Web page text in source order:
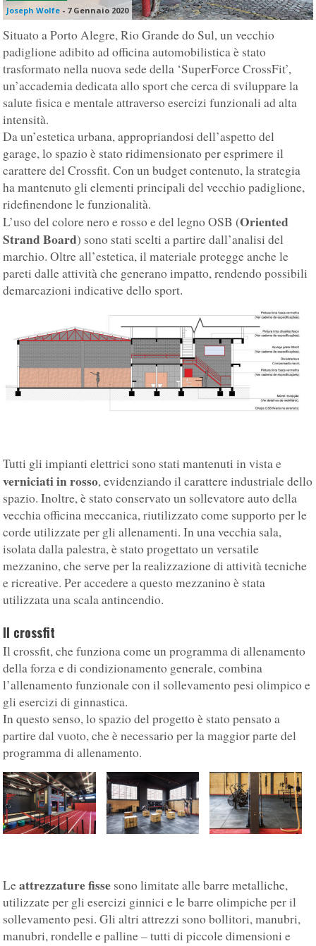
Joseph Wolfe - 7 Gennaio 2020
Situato a Porto Alegre, Rio Grande do Sul, un vecchio
padiglione adibito ad officina automobilistica è stato
trasformato nella nuova sede della ‘SuperForce CrossFit’,
un’accademia dedicata allo sport che cerca di sviluppare la
salute fisica e mentale attraverso esercizi funzionali ad alta
intensità.
Da un’estetica urbana, appropriandosi dell’aspetto del
garage, lo spazio è stato ridimensionato per esprimere il
carattere del Crossfit. Con un budget contenuto, la strategia
ha mantenuto gli elementi principali del vecchio padiglione,
ridefinendone le funzionalità.
L’uso del colore nero e rosso e del legno OSB (Oriented
Strand Board) sono stati scelti a partire dall’analisi del
marchio. Oltre all’estetica, il materiale protegge anche le
pareti dalle attività che generano impatto, rendendo possibili
demarcazioni indicative dello sport.
Tutti gli impianti elettrici sono stati mantenuti in vista e
verniciati in rosso, evidenziando il carattere industriale dello
spazio. Inoltre, è stato conservato un sollevatore auto della
vecchia officina meccanica, riutilizzato come supporto per le
corde utilizzate per gli allenamenti. In una vecchia sala,
isolata dalla palestra, è stato progettato un versatile
mezzanino, che serve per la realizzazione di attività tecniche
e ricreative. Per accedere a questo mezzanino è stata
utilizzata una scala antincendio.
Il crossfit
Il crossfit, che funziona come un programma di allenamento
della forza e di condizionamento generale, combina
l’allenamento funzionale con il sollevamento pesi olimpico e
gli esercizi di ginnastica.
In questo senso, lo spazio del progetto è stato pensato a
partire dal vuoto, che è necessario per la maggior parte del
programma di allenamento.
Leattrezzature fisse sono limitate alle barre metalliche,
utilizzate per gli esercizi ginnici e le barre olimpiche per il
sollevamento pesi. Gli altri attrezzi sono bollitori, manubri,
manubri, rondelle e palline – tutti di piccole dimensioni e